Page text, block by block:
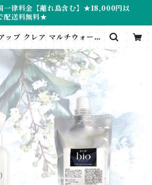
一律料金【離れ島含む】★18,000円以
配送料無料★
ップ クレア マルチウォータ
号B627】 | ナチュラル専門店
＊RUMINEE